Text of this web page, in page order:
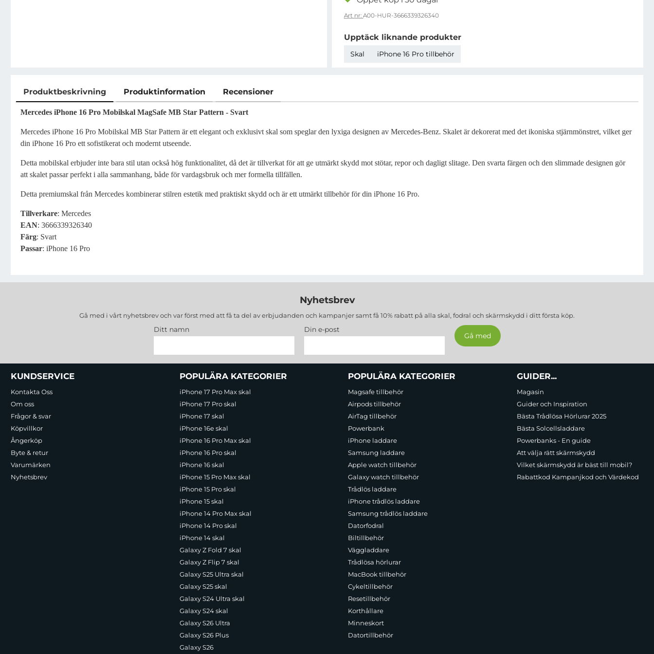
Art nr: A00-HUR-3666339326340
Upptäck liknande produkter
Skal iPhone 16 Pro tillbehör
Produktbeskrivning Produktinformation Recensioner
Produktbeskrivning
Mercedes iPhone 16 Pro Mobilskal MagSafe MB Star Pattern - Svart
Mercedes iPhone 16 Pro Mobilskal MB Star Pattern är ett elegant och exklusivt skal som speglar den lyxiga designen av Mercedes-Benz. Skalet är dekorerat med det ikoniska stjärnmönstret, vilket ger
din iPhone 16 Pro ett sofistikerat och modernt utseende.
Detta mobilskal erbjuder inte bara stil utan också hög funktionalitet, då det är tillverkat för att ge utmärkt skydd mot stötar, repor och dagligt slitage. Den svarta färgen och den slimmade designen gör
att skalet passar perfekt i alla sammanhang, både för vardagsbruk och mer formella tillfällen.
Detta premiumskal från Mercedes kombinerar stilren estetik med praktiskt skydd och är ett utmärkt tillbehör för din iPhone 16 Pro.
Tillverkare: Mercedes
EAN: 3666339326340
Färg: Svart
Passar: iPhone 16 Pro
Nyhetsbrev
Gå med i vårt nyhetsbrev och var först med att få ta del av erbjudanden och kampanjer samt få 10% rabatt på alla skal, fodral och skärmskydd i ditt första köp.
Ditt namn Din e-post
Sidfot Blandad info och länkar
KUNDSERVICE
Kontakta Oss
Om oss
Frågor & svar
Köpvillkor
Ångerköp
Byte & retur
Varumärken
Nyhetsbrev
POPULÄRA KATEGORIER
iPhone 17 Pro Max skal
iPhone 17 Pro skal
iPhone 17 skal
iPhone 16e skal
iPhone 16 Pro Max skal
iPhone 16 Pro skal
iPhone 16 skal
iPhone 15 Pro Max skal
iPhone 15 Pro skal
iPhone 15 skal
iPhone 14 Pro Max skal
iPhone 14 Pro skal
iPhone 14 skal
Galaxy Z Fold 7 skal
Galaxy Z Flip 7 skal
Galaxy S25 Ultra skal
Galaxy S25 skal
Galaxy S24 Ultra skal
Galaxy S24 skal
Galaxy S26 Ultra
Galaxy S26 Plus
Galaxy S26
POPULÄRA KATEGORIER
Magsafe tillbehör
Airpods tillbehör
AirTag tillbehör
Powerbank
iPhone laddare
Samsung laddare
Apple watch tillbehör
Galaxy watch tillbehör
Trådlös laddare
iPhone trådlös laddare
Samsung trådlös laddare
Datorfodral
Biltillbehör
Väggladdare
Trådlösa hörlurar
MacBook tillbehör
Cykeltillbehör
Resetillbehör
Korthållare
Minneskort
Datortillbehör
GUIDER...
Magasin
Guider och Inspiration
Bästa Trådlösa Hörlurar 2025
Bästa Solcellsladdare
Powerbanks - En guide
Att välja rätt skärmskydd
Vilket skärmskydd är bäst till mobil?
Rabattkod Kampanjkod och Värdekod